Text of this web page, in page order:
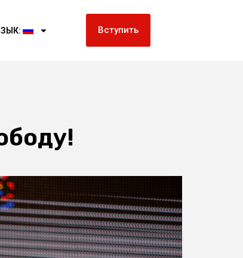
Вступить